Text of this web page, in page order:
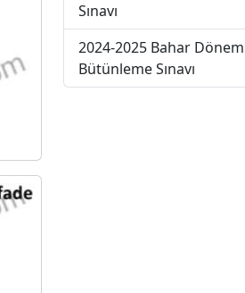
Sınavı
2024-2025 Bahar
Bütünleme Sınavı